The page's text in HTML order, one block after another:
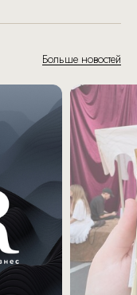
Больше новостей